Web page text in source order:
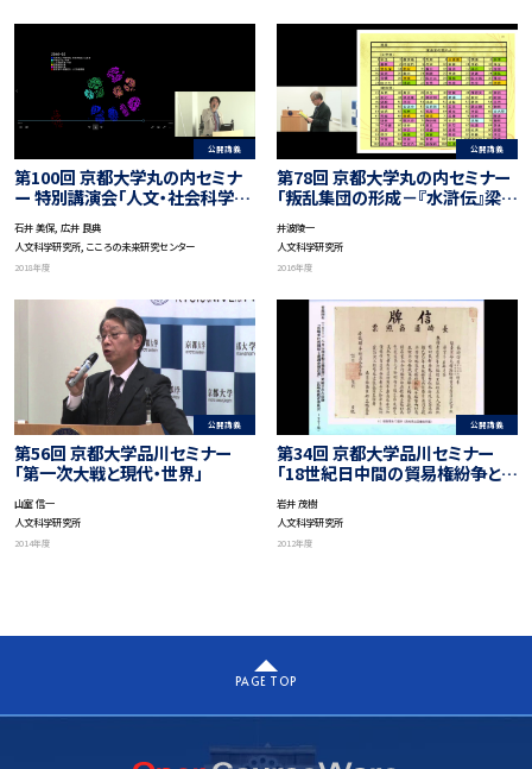
公開講義
第100回 京都大学丸の内セミナ
ー 特別講演会「人文・社会科学の
未来」
石井 美保, 広井 良典
人文科学研究所, こころの未来研究センター
2018年度
公開講義
第78回 京都大学丸の内セミナー
「叛乱集団の形成－『水滸伝』梁山
井波陵一
人文科学研究所
2016年度
公開講義
第56回 京都大学品川セミナー
「第一次大戦と現代・世界」
山室 信一
人文科学研究所
2014年度
公開講義
第34回 京都大学品川セミナー
「18世紀日中間の貿易権紛争と
岩井 茂樹
人文科学研究所
2012年度
PAGE TOP